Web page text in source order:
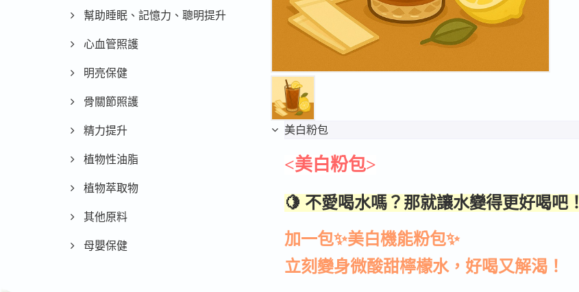
美白粉包
<美白粉包>
🍋 不愛喝水嗎？那就讓水變得更好喝吧！
加一包✨美白機能粉包✨
立刻變身微酸甜檸檬水，好喝又解渴！
幫助睡眠、記憶力、聰明提升
心血管照護
明亮保健
骨關節照護
精力提升
植物性油脂
植物萃取物
其他原料
母嬰保健